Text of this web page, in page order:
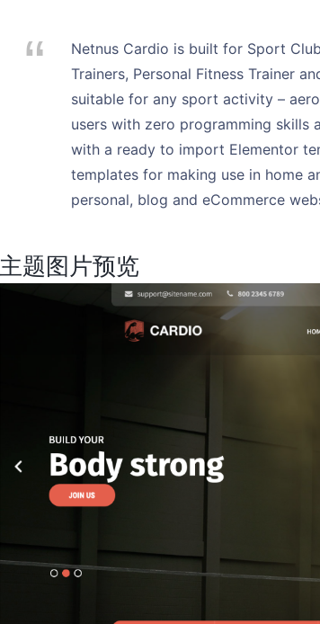
Netnus Cardio is built for Sport
Trainers, Personal Fitness Trainer
suitable for any sport activity –
users with zero programming skills
with a ready to import Elementor
templates for making use in home
personal, blog and eCommerce
主题图片预览